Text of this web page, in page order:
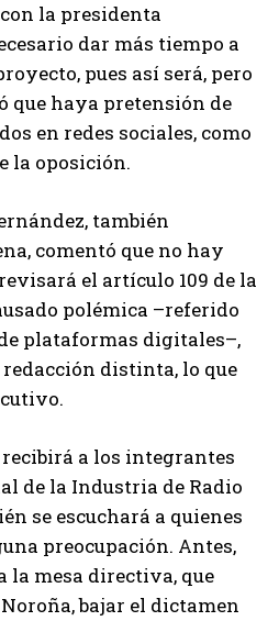
la presidenta
dar más tiempo a
pues así será, pero
que haya pretensión de
en redes sociales, como
la oposición.
también
comentó que no hay
el artículo 109 de la
polémica –referido
plataformas digitales–,
distinta, lo que
recibirá a los integrantes
de la Industria de Radio
se escuchará a quienes
preocupación. Antes,
la mesa directiva, que
bajar el dictamen